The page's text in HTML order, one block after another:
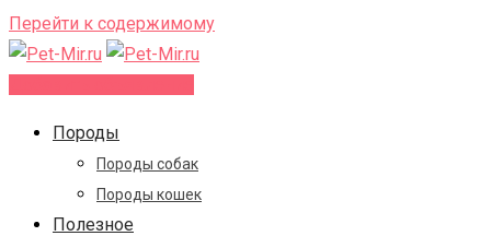
Перейти к содержимому
Породы
Породы собак
Породы кошек
Полезное